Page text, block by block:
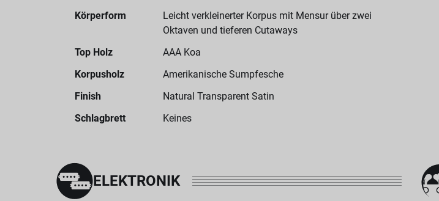
Körperform
Leicht verkleinerter Korpus mit Mensur über zwei
Oktaven und tieferen Cutaways
Top Holz
AAA Koa
Korpusholz
Amerikanische Sumpfesche
Finish
Natural Transparent Satin
Schlagbrett
Keines
ELEKTRONIK